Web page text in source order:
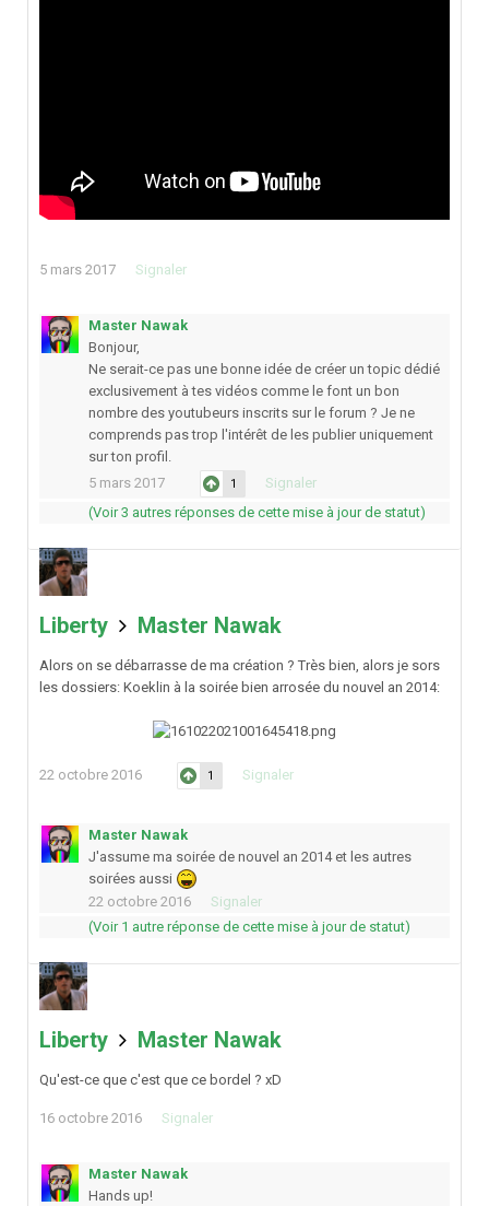
5 mars 2017 Signaler
Master Nawak
Bonjour,
Ne serait-ce pas une bonne idée de créer un topic dédié
exclusivement à tes vidéos comme le font un bon
nombre des youtubeurs inscrits sur le forum ? Je ne
comprends pas trop l'intérêt de les publier uniquement
sur ton profil.
5 mars 2017
1
Signaler
(Voir 3 autres réponses de cette mise à jour de statut)
Liberty Master Nawak
Alors on se débarrasse de ma création ? Très bien, alors je sors
les dossiers: Koeklin à la soirée bien arrosée du nouvel an 2014:
22 octobre 2016 1 Signaler
Master Nawak
J'assume ma soirée de nouvel an 2014 et les autres
soirées aussi
22 octobre 2016
Signaler
(Voir 1 autre réponse de cette mise à jour de statut)
Liberty Master Nawak
Qu'est-ce que c'est que ce bordel ? xD
16 octobre 2016 Signaler
Master Nawak
Hands up!